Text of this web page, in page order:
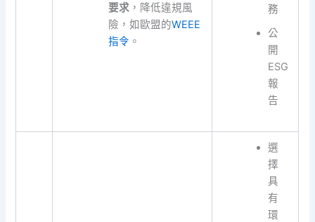
要求，降低違規風
險，如歐盟的WEEE
指令 。
務
公
開
ESG
報
告
選
擇
具
有
環